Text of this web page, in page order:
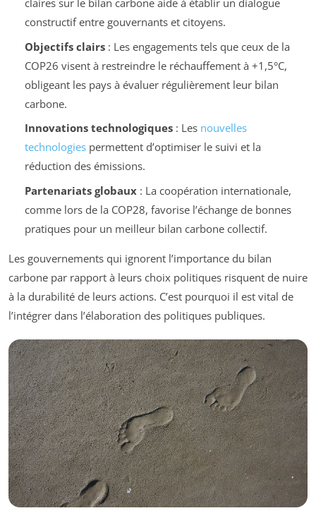
claires sur le bilan carbone aide à établir un dialogue
constructif entre gouvernants et citoyens.
Objectifs clairs: Les engagements tels que ceux de la
COP26 visent à restreindre le réchauffement à +1,5°C,
obligeant les pays à évaluer régulièrement leur bilan
carbone.
Innovations technologiques: Les nouvelles
technologiespermettent d’optimiser le suivi et la
réduction des émissions.
Partenariats globaux: La coopération internationale,
comme lors de la COP28, favorise l’échange de bonnes
pratiques pour un meilleur bilan carbone collectif.
Les gouvernements qui ignorent l’importance du bilan
carbone par rapport à leurs choix politiques risquent de nuire
à la durabilité de leurs actions. C’est pourquoi il est vital de
l’intégrer dans l’élaboration des politiques publiques.